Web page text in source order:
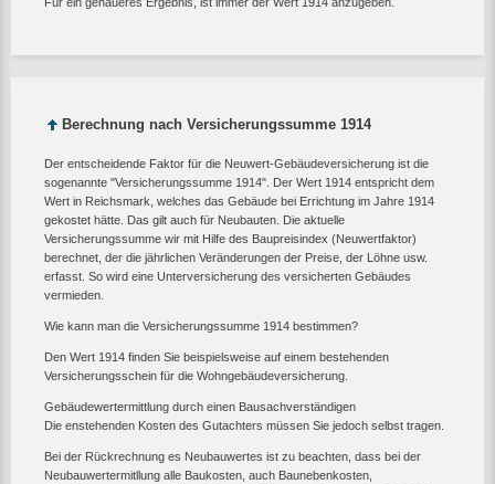
Berechnung nach Versicherungssumme 1914
Der entscheidende Faktor für die Neuwert-Gebäudeversicherung ist die
sogenannte "Versicherungssumme 1914". Der Wert 1914 entspricht dem
Wert in Reichsmark, welches das Gebäude bei Errichtung im Jahre 1914
gekostet hätte. Das gilt auch für Neubauten. Die aktuelle
Versicherungssumme wir mit Hilfe des Baupreisindex (Neuwertfaktor)
berechnet, der die jährlichen Veränderungen der Preise, der Löhne usw.
erfasst. So wird eine Unterversicherung des versicherten Gebäudes
vermieden.
Wie kann man die Versicherungssumme 1914 bestimmen?
Den Wert 1914 finden Sie beispielsweise auf einem bestehenden
Versicherungsschein für die Wohngebäudeversicherung.
Gebäudewertermittlung durch einen Bausachverständigen
Die enstehenden Kosten des Gutachters müssen Sie jedoch selbst tragen.
Bei der Rückrechnung es Neubauwertes ist zu beachten, dass bei der
Neubauwertermitllung alle Baukosten, auch Baunebenkosten,